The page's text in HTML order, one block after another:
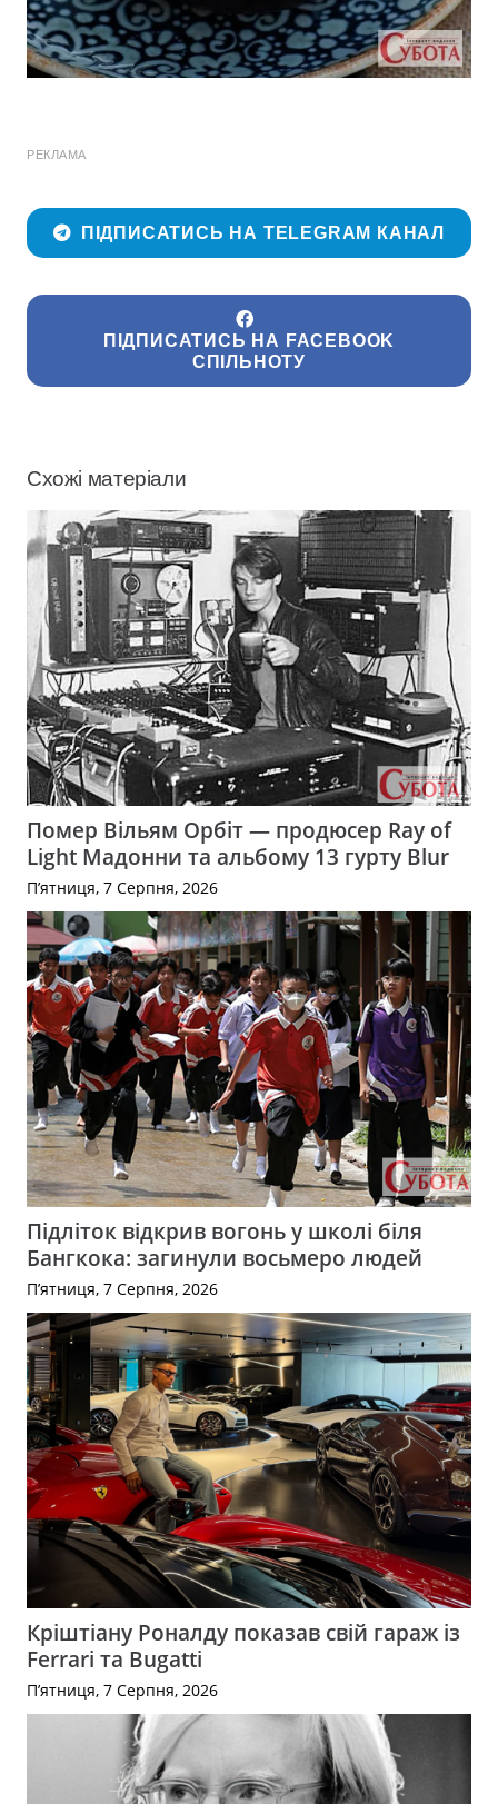
РЕКЛАМА
ПІДПИСАТИСЬ НА TELEGRAM КАНАЛ
ПІДПИСАТИСЬ НА FACEBOOK
СПІЛЬНОТУ
Схожі матеріали
Помер Вільям Орбіт — продюсер Ray of
Light Мадонни та альбому 13 гурту Blur
П’ятниця, 7 Серпня, 2026
Підліток відкрив вогонь у школі біля
Бангкока: загинули восьмеро людей
П’ятниця, 7 Серпня, 2026
Кріштіану Роналду показав свій гараж із
Ferrari та Bugatti
П’ятниця, 7 Серпня, 2026